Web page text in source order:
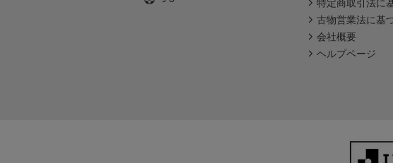
特定商取引法に
古物営業法に基
会社概要
ヘルプページ